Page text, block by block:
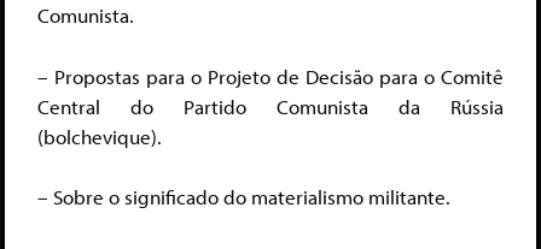
Comunista.
– Propostas para o Projeto de Decisão para o Comitê
Central do Partido Comunista da Rússia
(bolchevique).
– Sobre o significado do materialismo militante.